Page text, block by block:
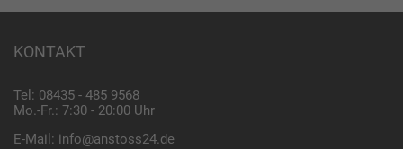
KONTAKT
Tel: 08435 - 485 9568
Mo.-Fr.: 7:30 - 20:00 Uhr
E-Mail: info@anstoss24.de